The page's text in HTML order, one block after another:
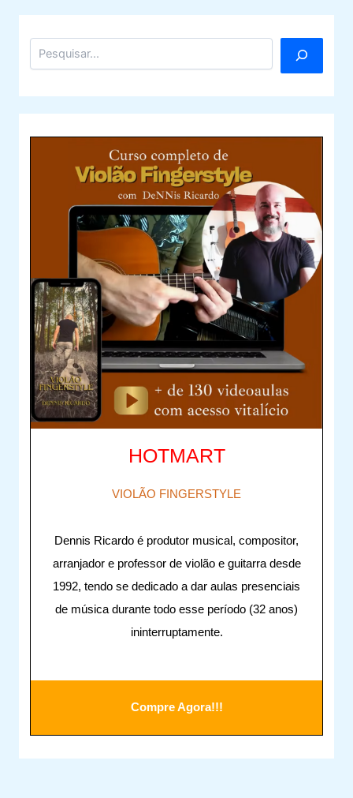
HOTMART
VIOLÃO FINGERSTYLE
Dennis Ricardo é produtor musical, compositor,
arranjador e professor de violão e guitarra desde
1992, tendo se dedicado a dar aulas presenciais
de música durante todo esse período (32 anos)
ininterruptamente.
Compre Agora!!!